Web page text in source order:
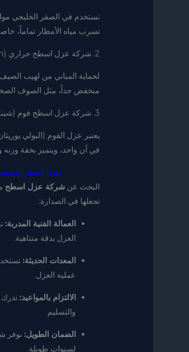
نستخدم في الصقر الخليجي مواد
تسرب مياه الأمطار تماماً،
2. شركة عزل اسطح حراري (Thermal Insulation)
لحماية المباني من لهيب
منخفض جداً، مثل الصوف
3. شركة عزل اسطح فوم (شينكو وخرسانة)
يعتبر عزل الفوم (البولي
في آن واحد، ويتميز بخفة
لماذا الصقر
البحث عن شركة عزل اسطح
تجعلها في الصدارة:
العمالة الفنية المدربة:
العزل بدقة متناهية.
المعدات الحديثة:
عملية العزل.
الالتزام بالمواعيد: ندرك
والتسليم.
الضمان الطويل: نوفر
لسنوات طويلة.